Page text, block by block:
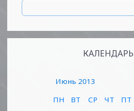
КАЛЕНДАРЬ
Июнь 2013
ПН
ВТ СР ЧТ ПТ